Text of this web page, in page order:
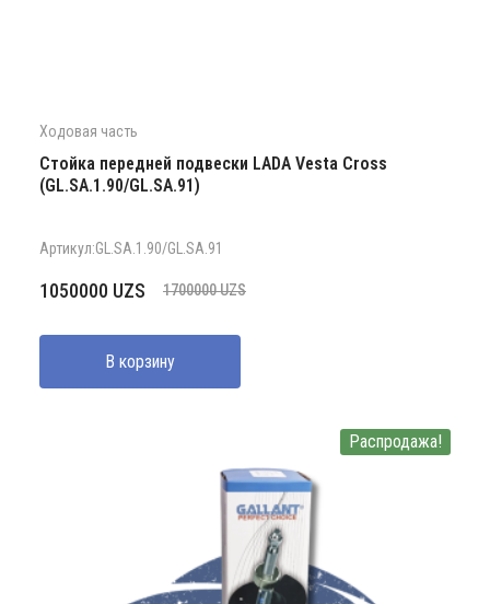
Ходовая часть
Стойка передней подвески LADA Vesta Cross
(GL.SA.1.90/GL.SA.91)
Артикул:GL.SA.1.90/GL.SA.91
1700000UZS
Первоначальная
составляла
1700000 UZS.
1050000 UZS
Текущая
1050000 UZS.
В корзину
Распродажа!